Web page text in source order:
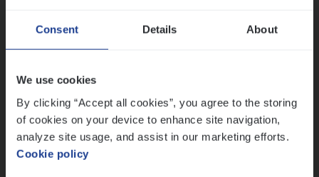
Consent Details About
We use cookies
By clicking “Accept all cookies”, you agree to the storing
of cookies on your device to enhance site navigation,
analyze site usage, and assist in our marketing efforts.
Cookie policy
Dos­sier­be­heer­der Gewaar­borgd Inkomen
Insurance Operations
Antwerpen
Cus­to­mer Care Expert
Hospitalisatieverzekeringen
Customer Services